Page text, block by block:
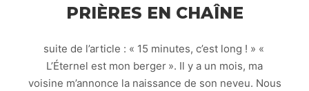
PRIÈRES EN CHAÎNE
suite de l’article : « 15 minutes, c’est long ! » «
L’Éternel est mon berger ». Il y a un mois, ma
voisine m’annonce la naissance de son neveu. Nous